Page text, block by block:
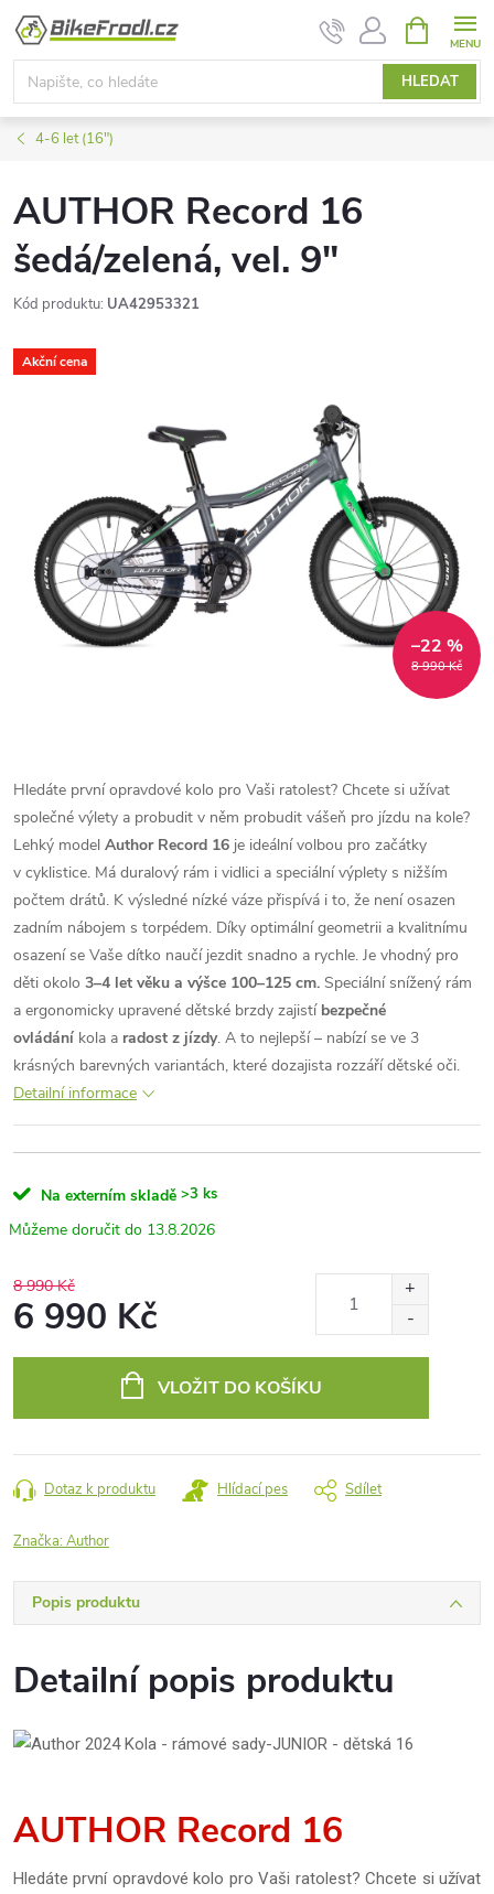
Přejít
obsah
HLEDAT
NÁKUPNÍ
KOŠÍK
4-6 let (16")
AUTHOR Record 16
šedá/zelená, vel. 9"
Kód produktu: UA42953321
Akční cena
8 990 Kč
–22 %
Hledáte první opravdové kolo pro Vaši ratolest? Chcete si užívat
společné výlety a probudit v něm probudit vášeň pro jízdu na kole?
Lehký model Author Record 16 je ideální volbou pro začátky
v cyklistice. Má duralový rám i vidlici a speciální výplety s nižším
počtem drátů. K výsledné nízké váze přispívá i to, že není osazen
zadním nábojem s torpédem. Díky optimální geometrii a kvalitnímu
osazení se Vaše dítko naučí jezdit snadno a rychle. Je vhodný pro
děti okolo 3–4 let věku a výšce 100–125 cm. Speciální snížený rám
a ergonomicky upravené dětské brzdy zajistí bezpečné
ovládání kola a radost z jízdy. A to nejlepší – nabízí se ve 3
krásných barevných variantách, které dozajista rozzáří dětské oči.
Detailní informace
Na externím skladě >3 ks
13.8.2026
8 990 Kč
6 990 Kč
VLOŽIT DO KOŠÍKU
Dotaz k produktu Hlídací pes Sdílet
Značka:Author
Popis produktu
Detailní popis produktu
AUTHOR Record 16
Hledáte první opravdové kolo pro Vaši ratolest? Chcete si užívat